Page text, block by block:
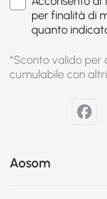
per finalità di
quanto
*Sconto valido per
cumulabile con
Aosom